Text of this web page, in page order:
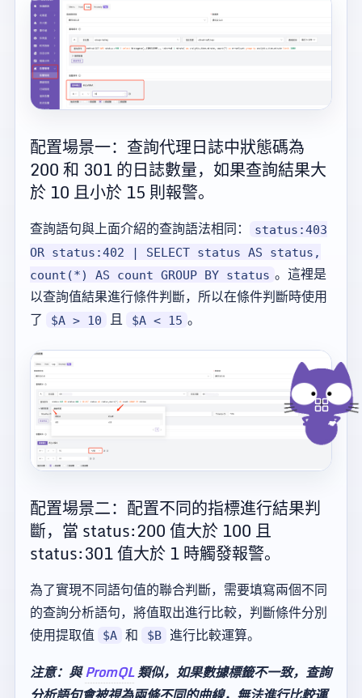
配置場景一：查詢代理日誌中狀態碼為
200 和 301 的日誌數量，如果查詢結果大
於 10 且小於 15 則報警。
查詢語句與上面介紹的查詢語法相同：
status:403
OR status:402 | SELECT status AS status,
count(*) AS count GROUP BY status 。這裡是
以查詢值結果進行條件判斷，所以在條件判斷時使用
了
$A > 10 且 $A < 15 。
配置場景二：配置不同的指標進行結果判
斷，當 status:200 值大於 100 且
status:301 值大於 1 時觸發報警。
為了實現不同語句值的聯合判斷，需要填寫兩個不同
的查詢分析語句，將值取出進行比較，判斷條件分別
使用提取值
$A 和 $B
進行比較運算。
注意：與PromQL類似，如果數據標籤不一致，查詢